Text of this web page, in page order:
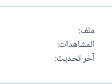
ملف
المشاهدات
آخر تحديث